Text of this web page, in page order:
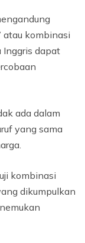
atau kombinasi
Inggris dapat
ada dalam
yang sama
kombinasi
dikumpulkan